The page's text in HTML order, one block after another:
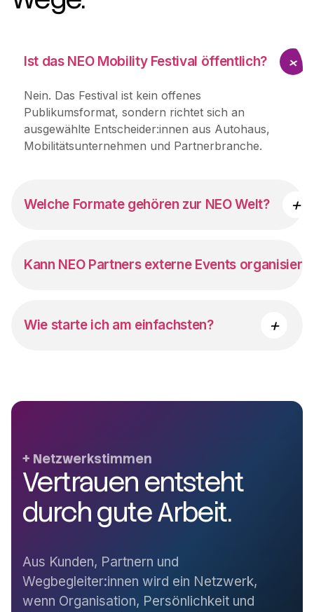
Ist das NEO Mobility Festival öffentlich? +
Nein. Das Festival ist kein offenes
Publikumsformat, sondern richtet sich an
ausgewählte Entscheider:innen aus Autohaus,
Mobilitätsunternehmen und Partnerbranche.
Welche Formate gehören zur NEO Welt? +
Pink Network und das NEO Mobility HR Forum.
Kann NEO Partners externe Events
Business-Events, Teilnehmermanagement, Office-
und Projektorganisation, Moderation, Social
Wie starte ich am einfachsten? +
Netzwerkstimmen
Vertrauen entsteht
durch gute Arbeit.
Aus Kunden, Partnern und
Wegbegleiter:innen wird ein Netzwerk,
wenn Organisation, Persönlichkeit und